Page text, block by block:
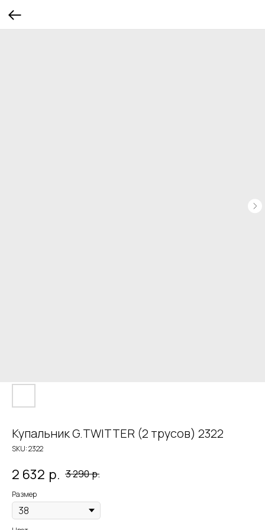
Купальник G.TWITTER (2 трусов) 2322
SKU:2322
2 632 р. 3 290р.
Размер